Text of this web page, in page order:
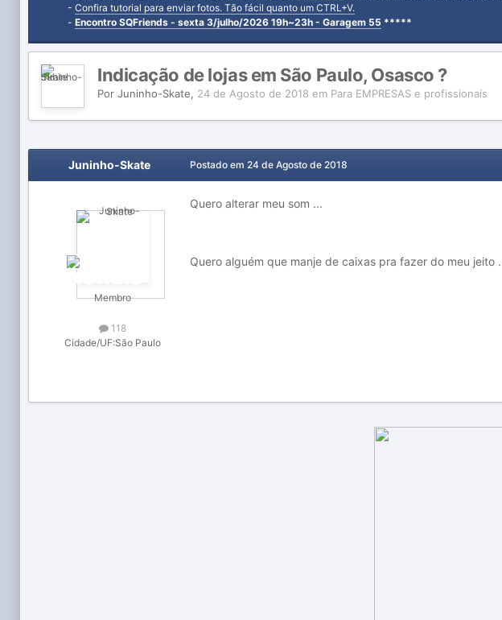
- Confira tutorial para enviar fotos. Tão fácil quanto um CTRL+V.
- Encontro SQFriends - sexta 3/julho/2026 19h~23h - Garagem 55 *****
Indicação de lojas em São Paulo, Osasco ?
Por Juninho-Skate, 24 de Agosto de 2018 em Para EMPRESAS e profissionais
Juninho-Skate
Membro
118
Cidade/UF:São Paulo
Postado em 24 de Agosto de 2018
Quero alterar meu som ...
Quero alguém que manje de caixas pra fazer do meu jeito